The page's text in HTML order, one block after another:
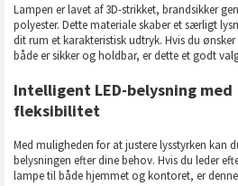
Lampen er lavet af 3D-strikket, brandsikker
polyester. Dette materiale skaber et særligt
dit rum et karakteristisk udtryk. Hvis du
både er sikker og holdbar, er dette et godt
Intelligent LED-belysning med
fleksibilitet
Med muligheden for at justere lysstyrken kan
belysningen efter dine behov. Hvis du leder
lampe til både hjemmet og kontoret, er